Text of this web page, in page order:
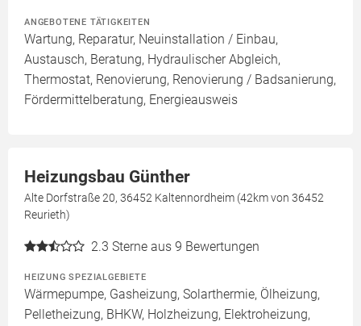
ANGEBOTENE TÄTIGKEITEN
Wartung, Reparatur, Neuinstallation / Einbau,
Austausch, Beratung, Hydraulischer Abgleich,
Thermostat, Renovierung, Renovierung / Badsanierung,
Fördermittelberatung, Energieausweis
Heizungsbau Günther
Alte Dorfstraße 20, 36452 Kaltennordheim (42km von 36452
Reurieth)
2.3 Sterne aus 9 Bewertungen
HEIZUNG SPEZIALGEBIETE
Wärmepumpe, Gasheizung, Solarthermie, Ölheizung,
Pelletheizung, BHKW, Holzheizung, Elektroheizung,